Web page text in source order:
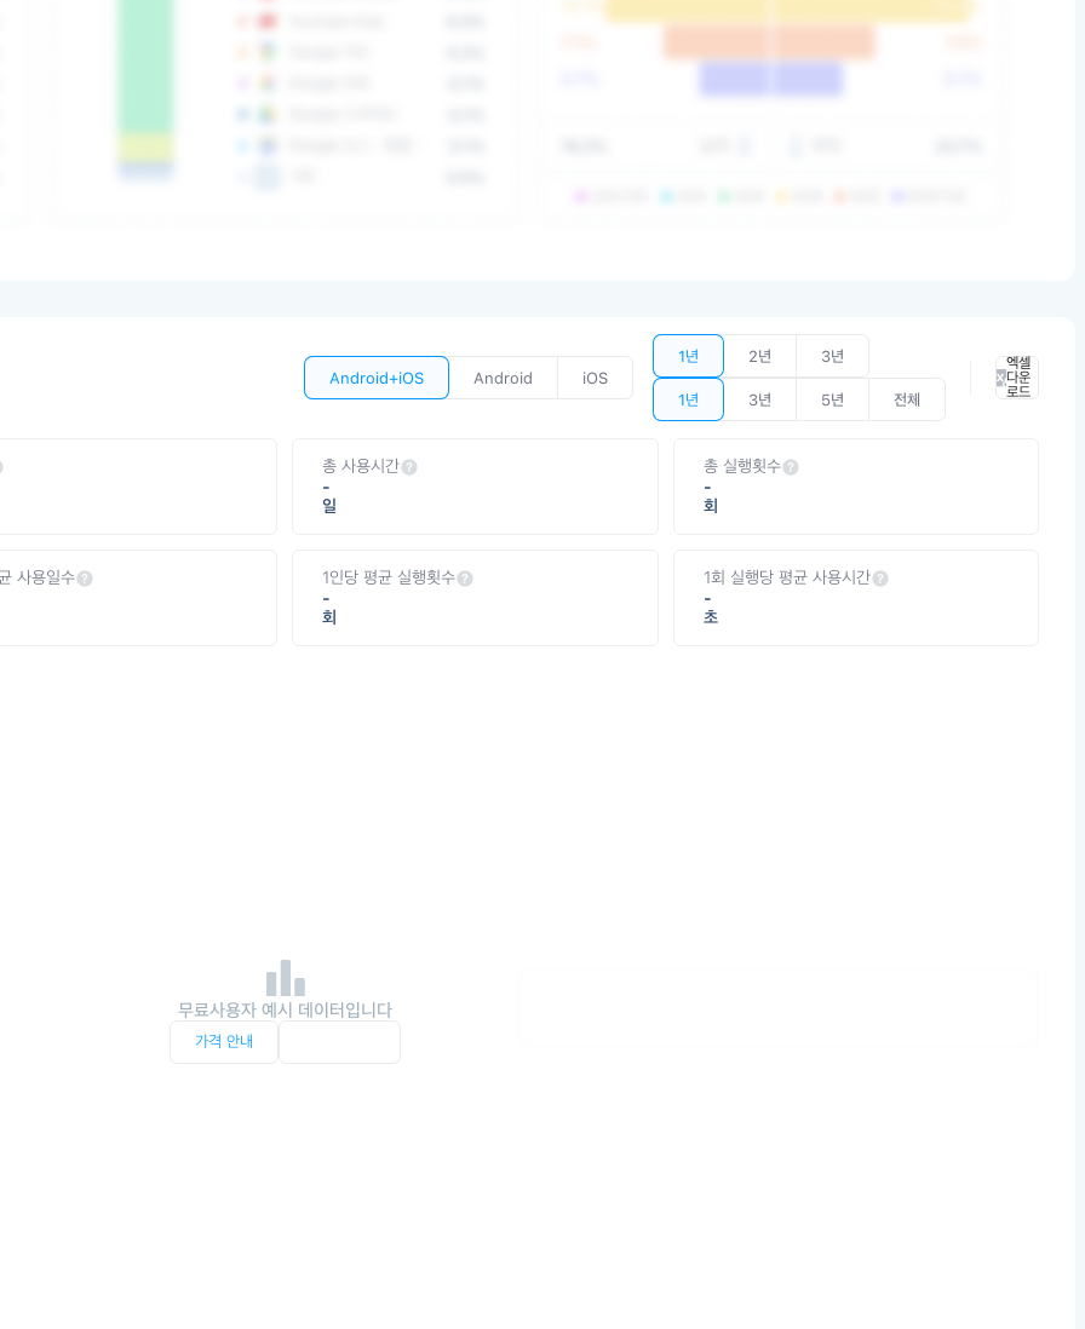
Android+iOS Android iOS
1년 2년 3년
1년 3년 5년 전체
엑셀
다운
로드
총 사용시간
-
일
총 실행횟수
-
회
사용일수
1인당 평균 실행횟수
-
회
1회 실행당 평균 사용시간
-
초
무료사용자 예시 데이터입니다
가격 안내